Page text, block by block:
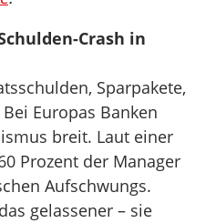
Crash in
Sparpakete,
Europas Banken
breit. Laut einer
Prozent der Manager
Aufschwungs.
gelassener – sie